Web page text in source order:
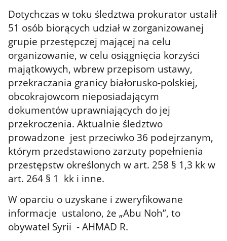
Dotychczas w toku śledztwa prokurator ustalił
51 osób biorących udział w zorganizowanej
grupie przestępczej mającej na celu
organizowanie, w celu osiągnięcia korzyści
majątkowych, wbrew przepisom ustawy,
przekraczania granicy białorusko-polskiej,
obcokrajowcom nieposiadającym
dokumentów uprawniających do jej
przekroczenia. Aktualnie śledztwo
prowadzone jest przeciwko 36 podejrzanym,
którym przedstawiono zarzuty popełnienia
przestępstw określonych w art. 258 § 1,3 kk w
art. 264 § 1 kk i inne.
W oparciu o uzyskane i zweryfikowane
informacje ustalono, że „Abu Noh”, to
obywatel Syrii - AHMAD R.